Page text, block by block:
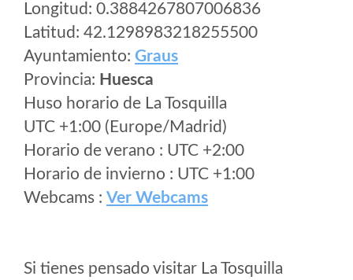
Longitud: 0.3884267807006836
Latitud: 42.1298983218255500
Ayuntamiento: Graus
Provincia: Huesca
Huso horario de La Tosquilla
UTC +1:00 (Europe/Madrid)
Horario de verano : UTC +2:00
Horario de invierno : UTC +1:00
Webcams : Ver Webcams
Si tienes pensado visitar La Tosquilla